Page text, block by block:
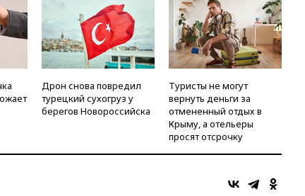
Дрон снова повредил
турецкий сухогруз у
берегов Новороссийска
Туристы не могут
вернуть деньги за
отмененный отдых в
Крыму, а отельеры
просят отсрочку